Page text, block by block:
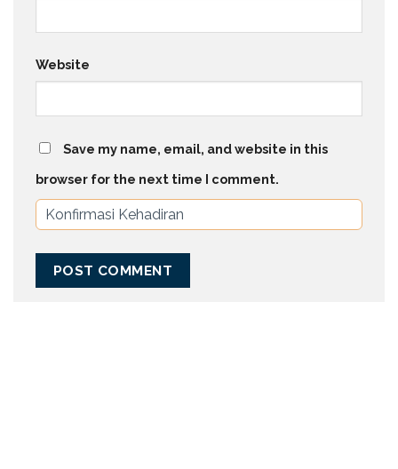
Website
Save my name, email, and website in this
browser for the next time I comment.